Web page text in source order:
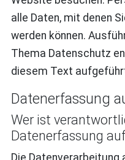
alle Daten, mit denen
werden können.
Thema Datenschutz
diesem Text
Datenerfassung
Wer ist
Datenerfassung
Die